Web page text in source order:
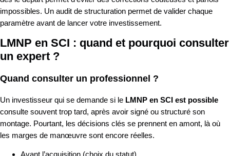
impossibles. Un audit de structuration permet de valider chaque
paramètre avant de lancer votre investissement.
LMNP en SCI : quand et pourquoi consulter
un expert ?
Quand consulter un professionnel ?
Un investisseur qui se demande si le LMNP en SCI est possible
consulte souvent trop tard, après avoir signé ou structuré son
montage. Pourtant, les décisions clés se prennent en amont, là où
les marges de manœuvre sont encore réelles.